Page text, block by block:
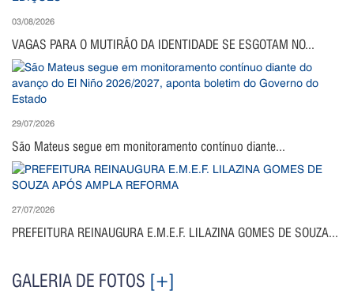
03/08/2026
VAGAS PARA O MUTIRÃO DA IDENTIDADE SE ESGOTAM NO...
29/07/2026
São Mateus segue em monitoramento contínuo diante...
27/07/2026
PREFEITURA REINAUGURA E.M.E.F. LILAZINA GOMES DE SOUZA...
GALERIA DE FOTOS [+]